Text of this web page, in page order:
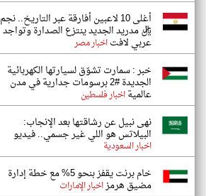
أغلى 10 لاعبين أفارقة عبر التاريخ.. نجم
ريال مدريد الجديد ينتزع الصدارة وتواجد
عربي لافتاخبار مصر
خبر : سمارت تشوّق لسيارتها الكهربائية
الجديدة #2 برسومات جدارية في مدن
عالميةاخبار فلسطين
نهى نبيل عن رشاقتها بعد الإنجاب:
البيلاتس هو اللي غير جسمي.. فيديو
اخبار السعودية
خام برنت يقفز بنحو 5% مع خطة إدارة
مضيق هرمزاخبار الإمارات